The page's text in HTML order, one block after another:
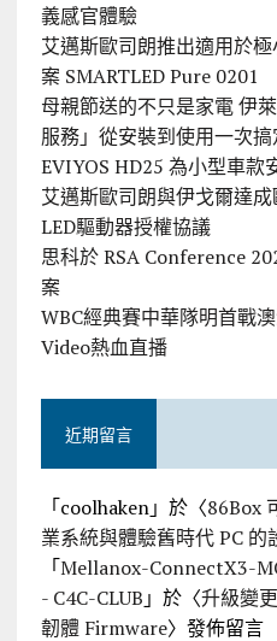
義感官體驗
艾邁斯歐司朗推出適用於
案 SMARTLED Pure 0201
母親節送的不只是家電 伊
服務」從安裝到使用一次搞
EVIYOS HD25 為小型車款
艾邁斯歐司朗與伊戈爾達
LED驅動器授權協議
思科於 RSA Conference
案
WBC經典賽中華隊明首戰
Video熱血直播
近期留言
「coolhaken」於〈86Box
業系統與體驗舊時代 PC 的
「Mellanox-ConnectX3-
- C4C-CLUB 」於〈升級變
韌體 Firmware〉發佈留言